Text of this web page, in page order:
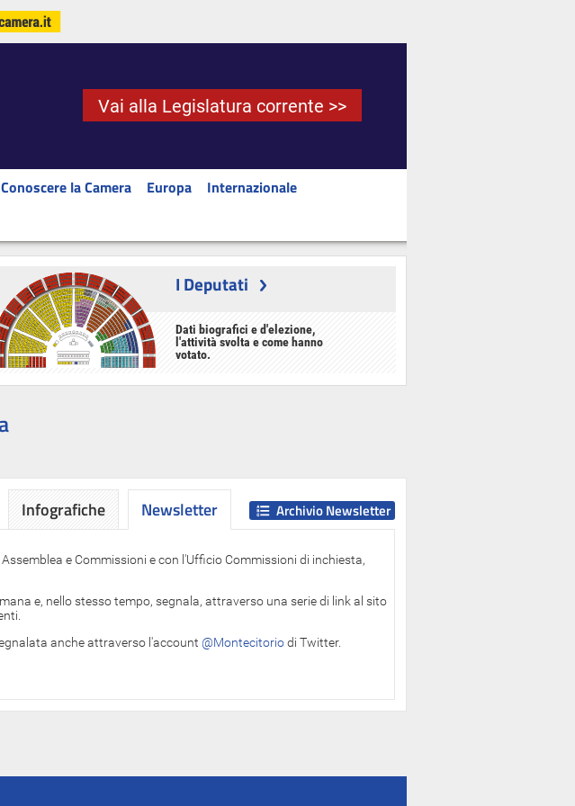
Vai alla Legislatura corrente >>
Conoscere la Camera Europa
Internazionale
I Deputati
Dati biografici e d'elezione,
l'attività svolta e come hanno
votato.
Infografiche Newsletter
Newsletter
e Commissioni e con l'Ufficio Commissioni di inchiesta,
e, nello stesso tempo, segnala, attraverso una serie di link al sito
anche attraverso l'account @Montecitoriodi Twitter.
Archivio Newsletter